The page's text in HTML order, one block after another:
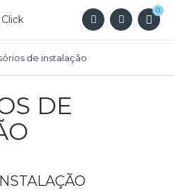
0
de instalação
DE